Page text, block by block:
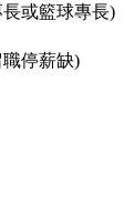
或籃球專長)
停薪缺)